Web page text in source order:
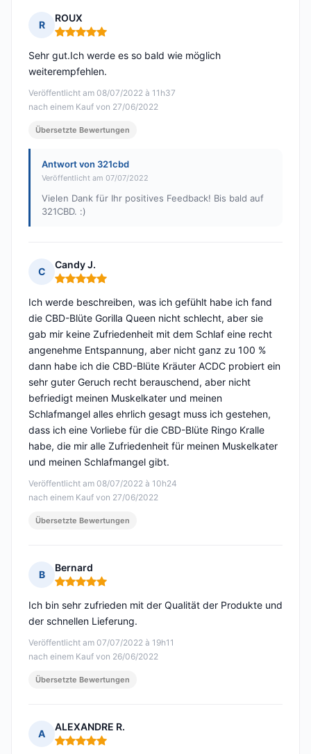
R
ROUX
Hinweis: 5 von 5
Veröffentlicht am 08/07/2022 à 11h37
nach einem Kauf von 27/06/2022
Sehr gut.Ich werde es so bald wie möglich
weiterempfehlen.
Übersetzte Bewertungen
Antwort von 321cbd
Veröffentlicht am 07/07/2022
Vielen Dank für Ihr positives Feedback! Bis bald auf
321CBD. :)
C
Candy J.
Hinweis: 5 von 5
Veröffentlicht am 08/07/2022 à 10h24
nach einem Kauf von 27/06/2022
Ich werde beschreiben, was ich gefühlt habe ich fand
die CBD-Blüte Gorilla Queen nicht schlecht, aber sie
gab mir keine Zufriedenheit mit dem Schlaf eine recht
angenehme Entspannung, aber nicht ganz zu 100 %
dann habe ich die CBD-Blüte Kräuter ACDC probiert ein
sehr guter Geruch recht berauschend, aber nicht
befriedigt meinen Muskelkater und meinen
Schlafmangel alles ehrlich gesagt muss ich gestehen,
dass ich eine Vorliebe für die CBD-Blüte Ringo Kralle
habe, die mir alle Zufriedenheit für meinen Muskelkater
und meinen Schlafmangel gibt.
Übersetzte Bewertungen
B
Bernard
Hinweis: 5 von 5
Veröffentlicht am 07/07/2022 à 19h11
nach einem Kauf von 26/06/2022
Ich bin sehr zufrieden mit der Qualität der Produkte und
der schnellen Lieferung.
Übersetzte Bewertungen
A
ALEXANDRE R.
Hinweis: 5 von 5